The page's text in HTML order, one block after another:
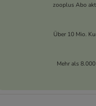
zooplus Abo
Über 10 Mio.
Mehr als